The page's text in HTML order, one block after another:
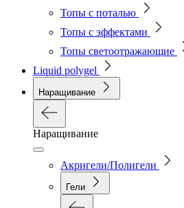
Топы с поталью
Топы с эффектами
Топы светоотражающие
Liquid polygel
Наращивание
Наращивание
Акригели/Полигели
Гели